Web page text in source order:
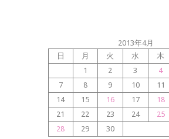
2013年4月
日
月 火 水 木
1
2 3 4
7
8 9 10 11
14
15 16 17 18
21
22 23 24 25
28
29 30